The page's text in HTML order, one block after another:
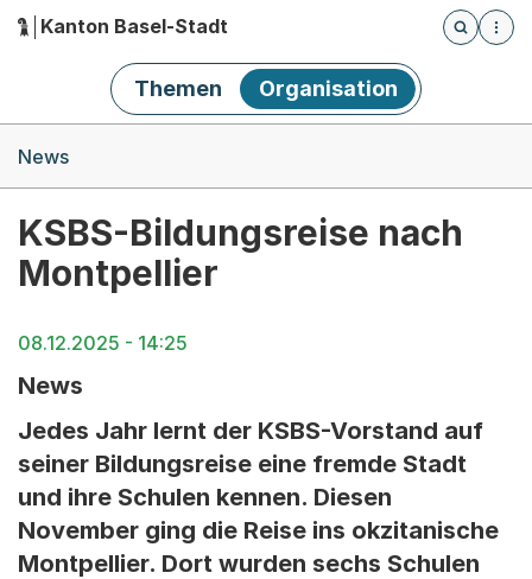
Hauptnavigation
Kanton Basel-Stadt
Öffnet
Themen Organisation
News
KSBS-Bildungsreise nach
Montpellier
08.12.2025 - 14:25
News
Jedes Jahr lernt der KSBS-Vorstand auf
seiner Bildungsreise eine fremde Stadt
und ihre Schulen kennen. Diesen
November ging die Reise ins okzitanische
Montpellier. Dort wurden sechs Schulen